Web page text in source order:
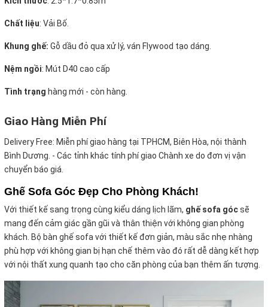
Chất liệu: Vải Bố.
Khung ghế: Gỗ dầu đỏ qua xử lý, ván Flywood tạo dáng.
Nệm ngồi: Mút D40 cao cấp
Tình trạng hàng mới - còn hàng.
Giao Hàng Miễn Phí
Delivery Free: Miễn phí giao hàng tại TPHCM, Biên Hòa, nội thành
Bình Dương. - Các tỉnh khác tính phí giao Chành xe do đơn vị vận
chuyển báo giá.
Ghế Sofa Góc Đẹp Cho Phòng Khách!
Với thiết kế sang trọng cùng kiểu dáng lịch lãm, ghế sofa gócsẽ
mang đến cảm giác gần gũi và thân thiện với không gian phòng
khách. Bộ bàn ghế sofa với thiết kế đơn giản, màu sắc nhẹ nhàng
phù hợp với không gian bị hạn chế thêm vào đó rất dễ dàng kết hợp
với nội thất xung quanh tạo cho căn phòng của bạn thêm ấn tượng.